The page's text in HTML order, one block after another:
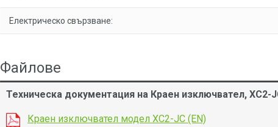
Електрическо свързване:
Файлове
Техническа документация на Краен изключвател, XC2-
Краен изключвател модел XC2-JC (EN)